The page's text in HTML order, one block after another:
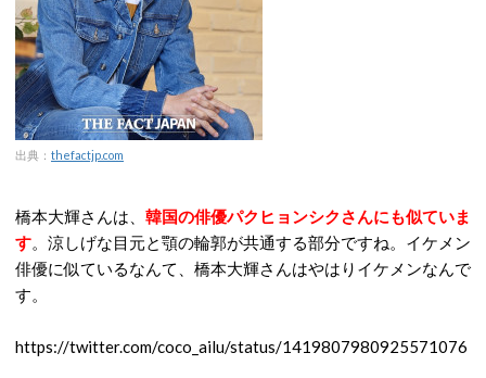
出典： thefactjp.com
橋本大輝さんは、 韓国の俳優パクヒョンシクさんにも似ていま
す。涼しげな目元と顎の輪郭が共通する部分ですね。イケメン
俳優に似ているなんて、橋本大輝さんはやはりイケメンなんで
す。
https://twitter.com/coco_ailu/status/1419807980925571076